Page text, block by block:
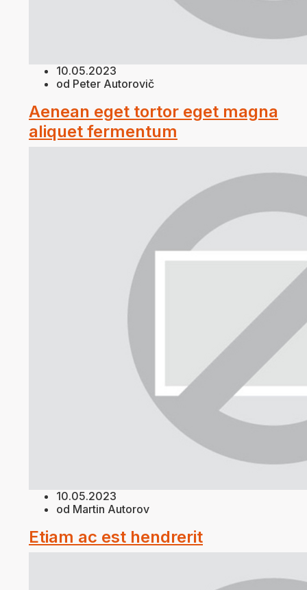
10.05.2023
od Peter Autorovič
Aenean eget tortor eget magna
aliquet fermentum
10.05.2023
od Martin Autorov
Etiam ac est hendrerit